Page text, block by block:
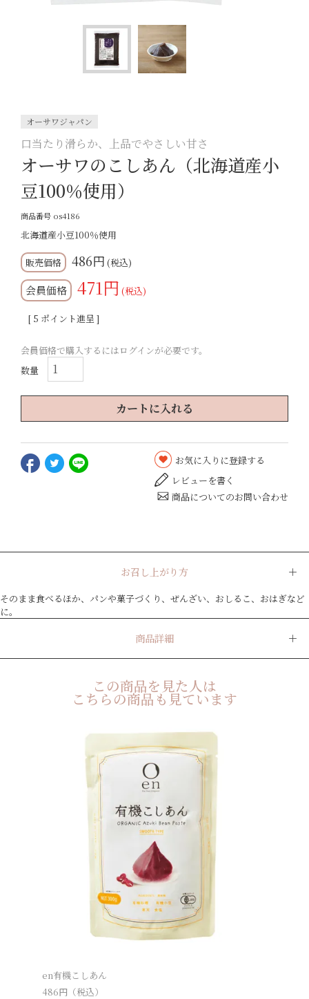
オーサワジャパン
口当たり滑らか、上品でやさしい甘さ
オーサワのこしあん（北海道産小
豆100％使用）
商品番号 os4186
北海道産小豆100％使用
486 税込
会員価格 471 税込
[ 5 ポイント進呈 ]
会員価格で購入するにはログインが必要です。
カートに入れる
お気に入りに登録する
レビューを書く
商品についてのお問い合わせ
お召し上がり方
そのまま食べるほか、パンや菓子づくり、ぜんざい、おしるこ、おはぎなど
に。
商品詳細
この商品を見た人は
こちらの商品も見ています
en有機こしあん
486円（税込）